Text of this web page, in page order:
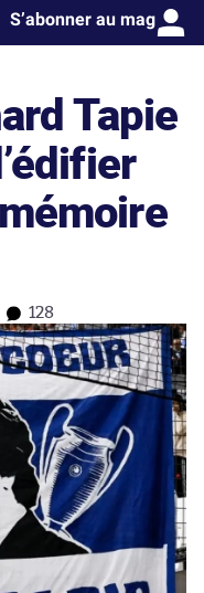
S’abonner au mag
Tapie
128